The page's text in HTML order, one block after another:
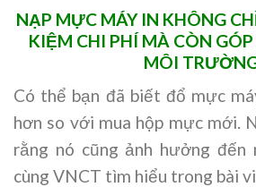
NẠP MỰC MÁY IN KHÔNG
KIỆM CHI PHÍ MÀ CÒN
MÔI
Có thể bạn đã biết đổ mực
hơn so với mua hộp mực mới.
rằng nó cũng ảnh hưởng đến
cùng VNCT tìm hiểu trong bài